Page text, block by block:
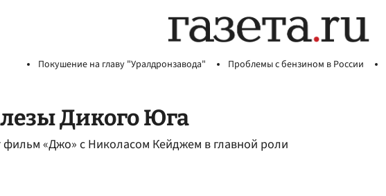
Покушение на главу "Уралдронзавода" Проблемы с бензином в России
Дикого Юга
фильм «Джо» с Николасом Кейджем в главной роли